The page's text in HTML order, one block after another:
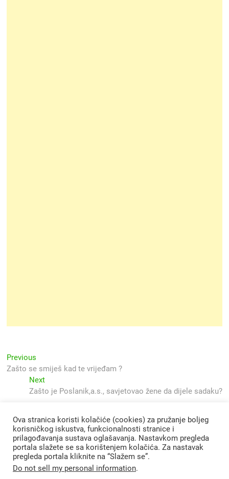
Navigacija
objava
Previous
post:
Zašto se smiješ kad te vrijeđam ?
NextNext
post:
Zašto je Poslanik,a.s., savjetovao žene da dijele sadaku?
Ova stranica koristi kolačiće (cookies) za pružanje boljeg
korisničkog iskustva, funkcionalnosti stranice i
prilagođavanja sustava oglašavanja. Nastavkom pregleda
portala slažete se sa korištenjem kolačića. Za nastavak
pregleda portala kliknite na “Slažem se”.
Do not sell my personal information.